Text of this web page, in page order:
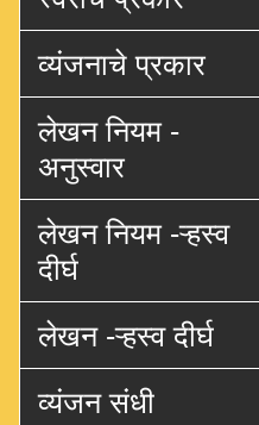
व्यंजनाचे प्रकार
लेखन नियम -
अनुस्वार
लेखन नियम -ऱ्हस्व
दीर्घ
लेखन -ऱ्हस्व दीर्घ
व्यंजन संधी